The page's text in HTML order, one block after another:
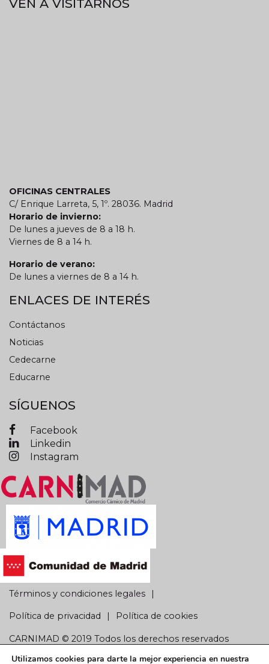
VEN A VISITARNOS
OFICINAS CENTRALES
C/ Enrique Larreta, 5, 1º. 28036. Madrid
Horario de invierno:
De lunes a jueves de 8 a 18 h.
Viernes de 8 a 14 h.
Horario de verano:
De lunes a viernes de 8 a 14 h.
ENLACES DE INTERÉS
Contáctanos
Noticias
Cedecarne
Educarne
SÍGUENOS
Facebook
Linkedin
Instagram
Términos y condiciones legales
Política de privacidad Política de cookies
CARNIMAD © 2019 Todos los derechos reservados
Utilizamos cookies para darte la mejor experiencia en nuestra